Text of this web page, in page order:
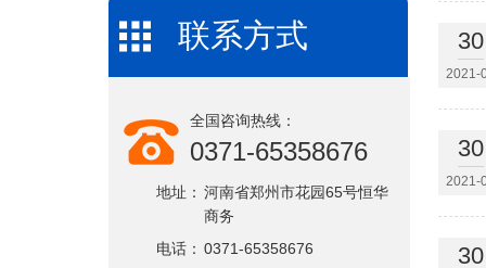
联系方式
全国咨询热线：
0371-65358676
地址： 河南省郑州市花园65号恒华
商务
电话： 0371-65358676
30
2021-
30
2021-
30